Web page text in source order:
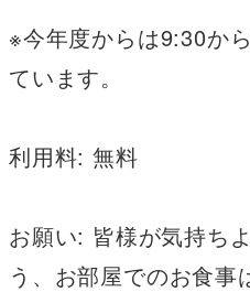
※今年度からは9:30か
ています。
利用料: 無料
お願い: 皆様が気持ち
う、お部屋でのお食事